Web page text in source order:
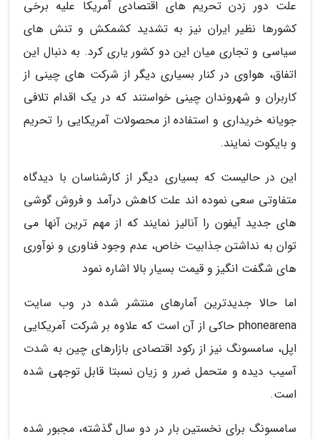
علت دور زدن تحریم های اقتصادی آمریکا علیه برخی
کشورها نظیر ایران نیز به تشدید کشمکش و تنش های
سیاسی و تجاری میان این دو کشور یاری کرد. به دنبال این
اتفاق، هواوی در کنار بسیاری دیگر از شرکت های چینی از
کاربران و شهروندان چینی خواستند که در یک اقدام تلافی
جویانه خریداری و استفاده از محصولات آمریکایی را تحریم
و بایکوت نمایند.
این در حالیست که بسیاری دیگر از کارشناسان با دیدگاه
متفاوتی سعی نموده اند علت کاهش درآمد و فروش گوشی
های جدید آیفون را آنالیز نمایند که از مهم ترین آنها می
توان به نداشتن جذابیت خاص، عدم وجود فناوری و نوآوری
های شگفت انگیز و قیمت بسیار بالا اشاره نمود
اما حالا جدیدترین آمارهای منتشر شده در وب سایت
phonearena حاکی از آن است که علاوه بر شرکت آمریکایی
اپل، سامسونگ نیز از رکود اقتصادی بازارهای چین به شدت
آسیب دیده و متحمل ضرر و زیان نسبتا قابل توجهی شده
است.
سامسونگ برای نخستین بار در دو سال گذشته، مجبور شده